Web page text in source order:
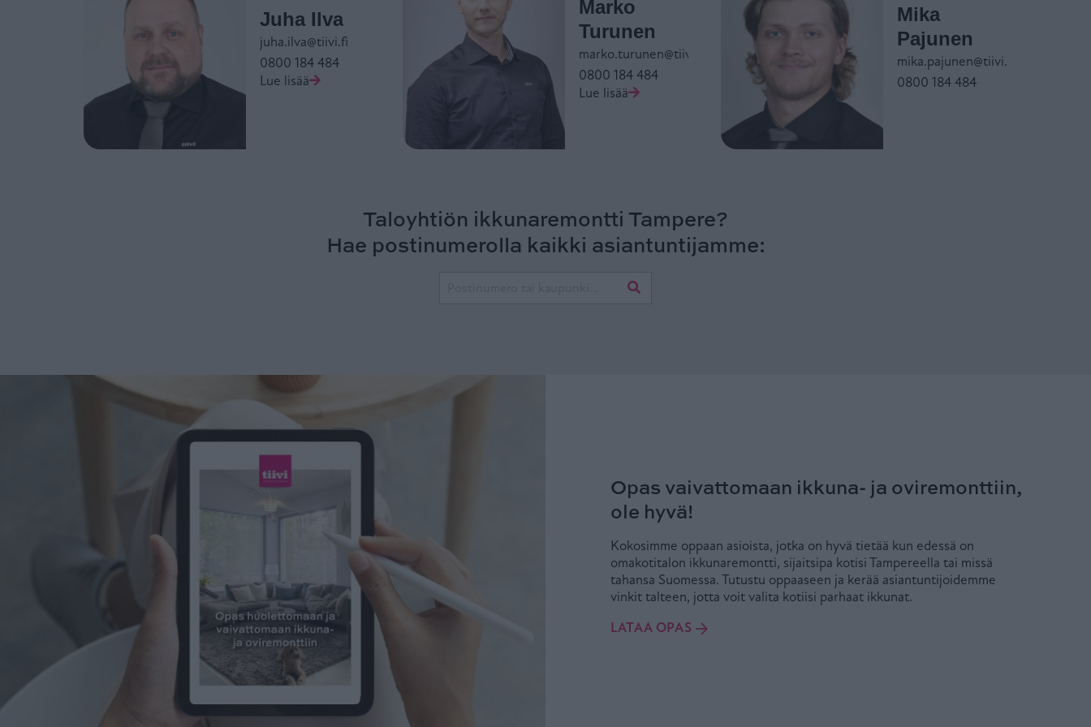
Juha Ilva
juha.ilva@tiivi.fi
0800 184 484
Lue lisää
Marko
Turunen
marko.turunen@tiivi.fi
0800 184 484
Lue lisää
Mika
Pajunen
mika.pajunen@tiivi.fi
0800 184 484
Taloyhtiön ikkunaremontti Tampere?
Hae postinumerolla kaikki asiantuntijamme:
Opas vaivattomaan ikkuna- ja oviremonttiin,
ole hyvä!
Kokosimme oppaan asioista, jotka on hyvä tietää kun edessä on
omakotitalon ikkunaremontti, sijaitsipa kotisi Tampereella tai missä
tahansa Suomessa. Tutustu oppaaseen ja kerää asiantuntijoidemme
vinkit talteen, jotta voit valita kotiisi parhaat ikkunat.
LATAA OPAS